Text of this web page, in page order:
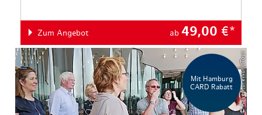
Zum Angebot ab 49,00 €*
Mit Hamburg
CARD Rabatt
© AdventureWorldTour